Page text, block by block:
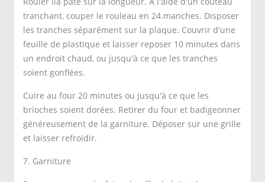
tranchant, couper le rouleau en 24.manches. Disposer
les tranches séparément sur la plaque. Couvrir d'une
feuille de plastique et laisser reposer 10 minutes dans
un endroit chaud, ou jusqu'à ce que les tranches
soient gonflées.
Cuire au four 20 minutes ou jusqu'à ce que les
brioches soient dorées. Retirer du four et badigeonner
généreusement de la garniture. Déposer sur une grille
et laisser refroidir.
7. Garniture